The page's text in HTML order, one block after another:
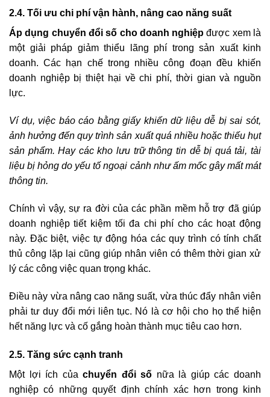
2.4. Tối ưu chi phí vận hành, nâng cao năng suất
Áp dụng chuyển đổi số cho doanh nghiệp được xem là
một giải pháp giảm thiểu lãng phí trong sản xuất kinh
doanh. Các hạn chế trong nhiều công đoạn đều khiến
doanh nghiệp bị thiệt hại về chi phí, thời gian và nguồn
lực.
Ví dụ, việc báo cáo bằng giấy khiến dữ liệu dễ bị sai sót,
ảnh hưởng đến quy trình sản xuất quá nhiều hoặc thiếu hụt
sản phẩm. Hay các kho lưu trữ thông tin dễ bị quá tải, tài
liệu bị hỏng do yếu tố ngoại cảnh như ấm mốc gây mất mát
thông tin.
Chính vì vậy, sự ra đời của các phần mềm hỗ trợ đã giúp
doanh nghiệp tiết kiệm tối đa chi phí cho các hoạt động
này. Đặc biệt, việc tự động hóa các quy trình có tính chất
thủ công lặp lại cũng giúp nhân viên có thêm thời gian xử
lý các công việc quan trọng khác.
Điều này vừa nâng cao năng suất, vừa thúc đẩy nhân viên
phải tư duy đổi mới liên tục. Nó là cơ hội cho họ thể hiện
hết năng lực và cố gắng hoàn thành mục tiêu cao hơn.
2.5. Tăng sức cạnh tranh
Một lợi ích của chuyển đổi số nữa là giúp các doanh
nghiệp có những quyết định chính xác hơn trong kinh